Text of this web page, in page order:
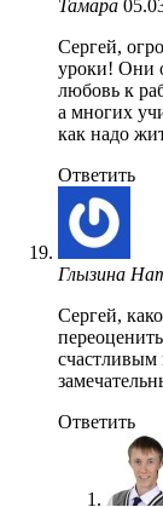
Тамара
Сергей,
уроки! Они
любовь к
а многих
как надо
Ответить
Глызина
Сергей,
счастливым
Ответить